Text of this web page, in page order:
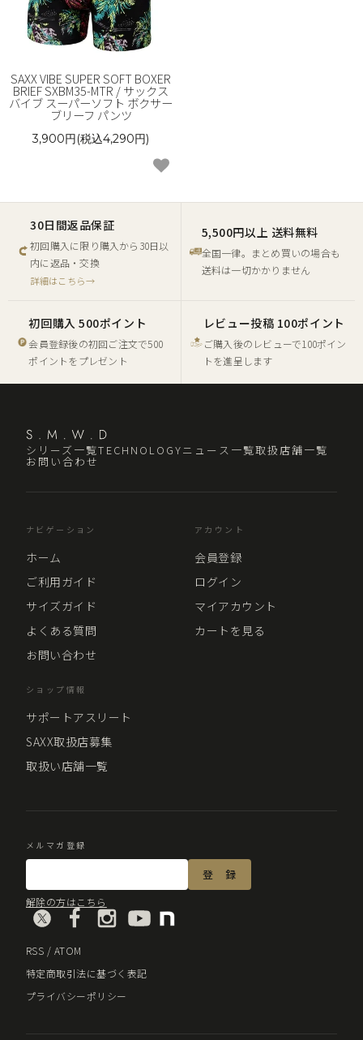
SAXX VIBE SUPER SOFT BOXER
BRIEF SXBM35-MTR / サックス
バイブ スーパーソフト ボクサー
ブリーフ パンツ
3,900円(税込4,290円)
30日間返品保証
初回購入に限り購入から30日以
内に返品・交換
詳細はこちら→
5,500円以上 送料無料
全国一律。まとめ買いの場合も
送料は一切かかりません
初回購入 500ポイント
会員登録後の初回ご注文で500
ポイントをプレゼント
レビュー投稿 100ポイント
ご購入後のレビューで100ポイン
トを進呈します
シリーズ一覧TECHNOLOGYニュース一覧取扱店舗一覧
お問い合わせ
ナビゲーション
ホーム
ご利用ガイド
サイズガイド
よくある質問
お問い合わせ
アカウント
会員登録
ログイン
マイアカウント
カートを見る
ショップ情報
サポートアスリート
SAXX取扱店募集
取扱い店舗一覧
メルマガ登録
解除の方はこちら
RSS / ATOM
特定商取引法に基づく表記
プライバシーポリシー